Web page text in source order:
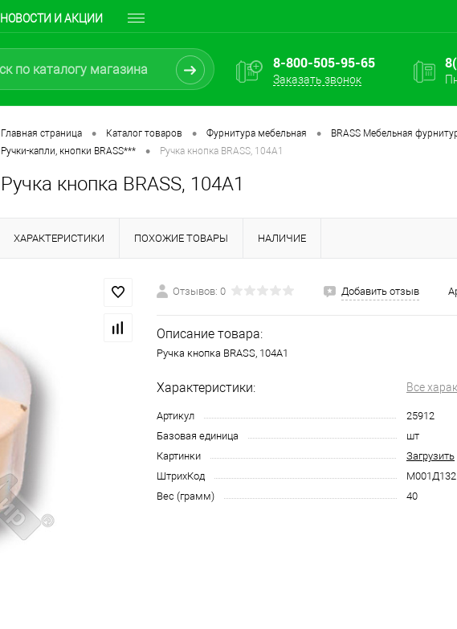
НОВОСТИ И АКЦИИ
8-800-505-95-65
Заказать звонок
Главная страница • Каталог товаров • Фурнитура мебельная •
BRASS Мебельная
Ручки-капли, кнопки BRASS***
• Ручка кнопка BRASS, 104А1
Ручка кнопка BRASS, 104А1
ХАРАКТЕРИСТИКИ ПОХОЖИЕ ТОВАРЫ НАЛИЧИЕ
Отзывов: 0 Добавить отзыв
Описание товара:
Ручка кнопка BRASS, 104А1
Характеристики: Все
Артикул
25912
Базовая единица
шт
Картинки
Загрузить
ШтрихКод
М001Д132
Вес (грамм)
40